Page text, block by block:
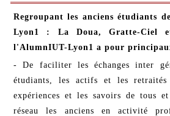
Regroupant les anciens étudiants
Lyon1 : La Doua, Gratte-Ciel
l'AlumnIUT-Lyon1 a pour
- De faciliter les échanges inter
étudiants, les actifs et les
expériences et les savoirs de tous
réseau les anciens en activité